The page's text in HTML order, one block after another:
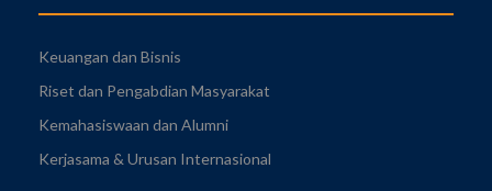
Keuangan dan Bisnis
Riset dan Pengabdian Masyarakat
Kemahasiswaan dan Alumni
Kerjasama & Urusan Internasional